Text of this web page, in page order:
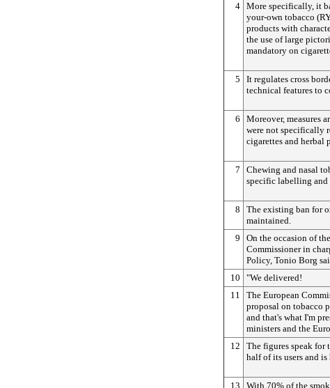
4 More specifically, it
your-own tobacco
products with
the use of large
mandatory on
5
It regulates cross
technical features to
6
Moreover, measures
were not specifically
cigarettes and herbal
7
Chewing and nasal
specific labelling
8
The existing ban for
maintained.
9
On the occasion of
Commissioner in
Policy, Tonio Borg
10
"We delivered!
11
The European
proposal on tobacco
and that's what I'm
ministers and the
12
The figures speak for
half of its users and
13
With 70% of the